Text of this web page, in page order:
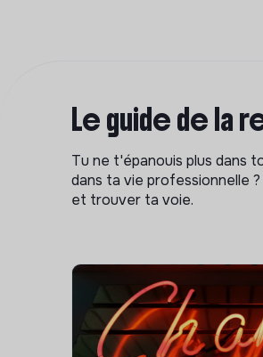
Le guide de la
Tu ne t'épanouis plus dans
dans ta vie professionnelle
et trouver ta voie.